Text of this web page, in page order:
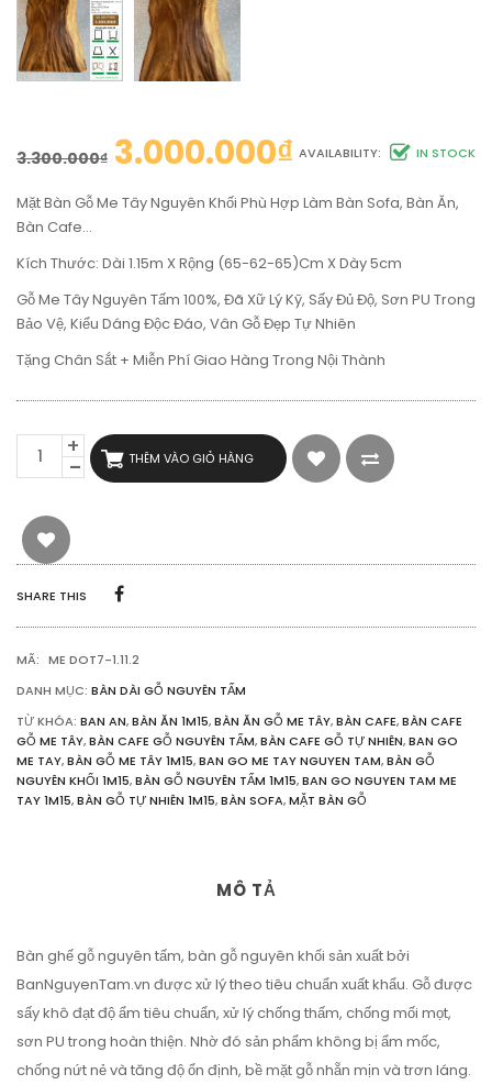
3.300.000₫ 3.000.000₫ AVAILABILITY: IN STOCK
Mặt Bàn Gỗ Me Tây Nguyên Khối Phù Hợp Làm Bàn Sofa, Bàn Ăn,
Bàn Cafe…
Kích Thước: Dài 1.15m X Rộng (65-62-65)cm X Dày 5cm
Gỗ Me Tây Nguyên Tấm 100%, Đã Xữ Lý Kỹ, Sấy Đủ Độ, Sơn PU Trong
Bảo Vệ, Kiểu Dáng Độc Đáo, Vân Gỗ Đẹp Tự Nhiên
Tặng Chân Sắt + Miễn Phí Giao Hàng Trong Nội Thành
BÀN
GỖ
TÂY
DÀI
1M15
64CM
SỐ
THÊM VÀO GIỎ HÀNG
SHARE THIS
MÃ: ME DOT7-1.11.2
DANH MỤC: BÀN DÀI GỖ NGUYÊN TẤM
TỪ KHÓA: BAN AN,BÀN ĂN 1M15,BÀN ĂN GỖ ME TÂY,BÀN CAFE,BÀN CAFE
GỖ ME TÂY,BÀN CAFE GỖ NGUYÊN TẤM,BÀN CAFE GỖ TỰ NHIÊN,BAN GO
ME TAY,BÀN GỖ ME TÂY 1M15,BAN GO ME TAY NGUYEN TAM,BÀN GỖ
NGUYÊN KHỐI 1M15,BÀN GỖ NGUYÊN TẤM 1M15,BAN GO NGUYEN TAM ME
TAY 1M15,BÀN GỖ TỰ NHIÊN 1M15,BÀN SOFA,MẶT BÀN GỖ
MÔ TẢ
Bàn ghế gỗ nguyên tấm, bàn gỗ nguyên khối sản xuất bởi
BanNguyenTam.vn được xử lý theo tiêu chuẩn xuất khẩu. Gỗ được
sấy khô đạt độ ẩm tiêu chuẩn, xử lý chống thấm, chống mối mọt,
sơn PU trong hoàn thiện. Nhờ đó sản phẩm không bị ẩm mốc,
chống nứt nẻ và tăng độ ổn định, bề mặt gỗ nhẵn mịn và trơn láng.